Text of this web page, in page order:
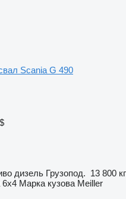
Scania G 490
дизель Грузопод. 13 800 кг
6x4 Марка кузова Meiller